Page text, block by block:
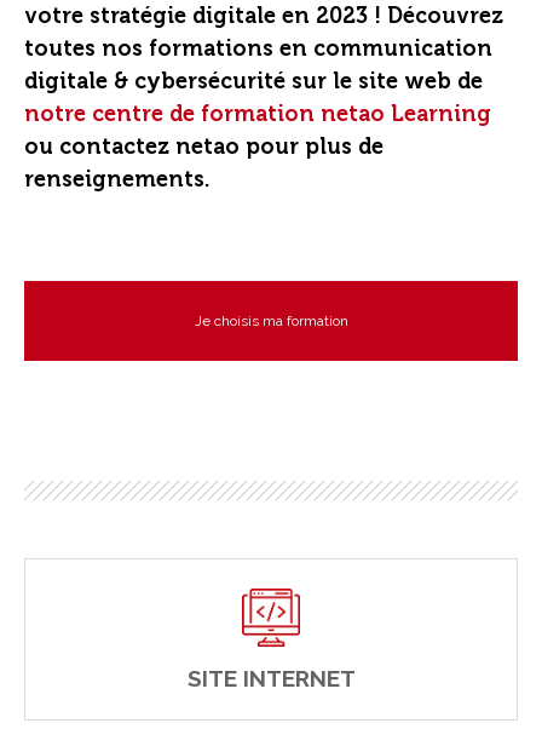
votre stratégie digitale en 2023 ! Découvrez
toutes nos formations en communication
digitale & cybersécurité sur le site web de
notre centre de formation netao Learning
ou contactez netao pour plus de
renseignements.
Je choisis ma formation
SITE INTERNET